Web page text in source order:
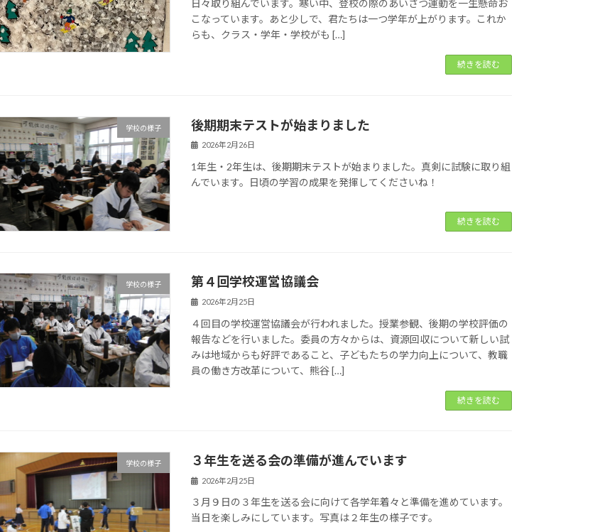
日々取り組んでいます。寒い中、登校の際のあいさつ運動を一生懸命お
こなっています。あと少しで、君たちは一つ学年が上がります。これか
らも、クラス・学年・学校がも […]
続きを読む
学校の様子 後期期末テストが始まりました
2026年2月26日
1年生・2年生は、後期期末テストが始まりました。真剣に試験に取り組
んでいます。日頃の学習の成果を発揮してくださいね！
続きを読む
学校の様子 第４回学校運営協議会
2026年2月25日
４回目の学校運営協議会が行われました。授業参観、後期の学校評価の
報告などを行いました。委員の方々からは、資源回収について新しい試
みは地域からも好評であること、子どもたちの学力向上について、教職
員の働き方改革について、熊谷 […]
続きを読む
学校の様子 ３年生を送る会の準備が進んでいます
2026年2月25日
３月９日の３年生を送る会に向けて各学年着々と準備を進めています。
当日を楽しみにしています。写真は２年生の様子です。